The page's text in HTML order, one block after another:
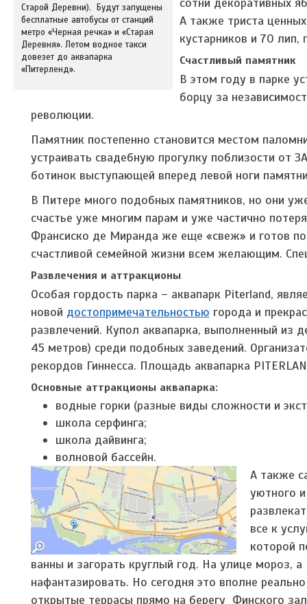
Старой Деревни). Будут запущены
бесплатные автобусы от станций
метро «Черная речка» и «Старая
Деревня». Летом водное такси
довезет до аквапарка
«Питерленд».
А также триста
кустарников и 70
Счастливый памятник
В этом году в парке
борцу за
революции.
Памятник постепенно становится местом
устраивать свадебную прогулку поблизости от
ботинок выступающей вперед левой ноги
В Питере много подобных памятников, но они
счастье уже многим парам и уже частично
Франсиско де Миранда же еще «свеж» и готов
счастливой семейной жизни всем желающим.
Развлечения и аттракционы
Особая гордость парка – аквапарк Piterland,
новой достопримечательностью города и
развлечений. Купол аквапарка, выполненный из
45 метров) среди подобных заведений.
рекордов Гиннесса. Площадь аквапарка
Основные аттракционы аквапарка:
водные горки (разные виды сложности и
школа серфинга;
школа дайвинга;
волновой бассейн.
А также
уютного
все к
которой
ванны и загорать круглый год. На улице мороз,
нафантазировать. Но сегодня это вполне
открытые террасы прямо на берегу Финского